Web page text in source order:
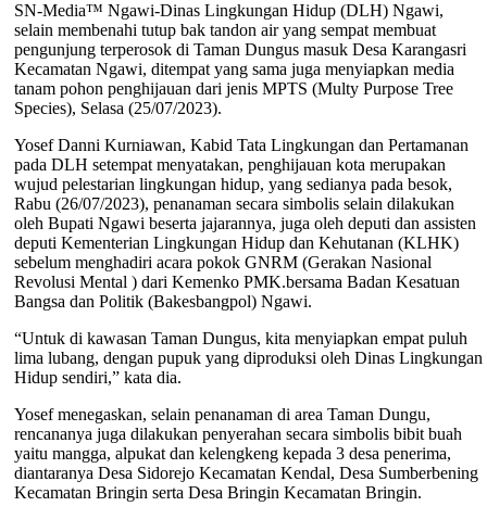
SN-Media™ Ngawi-Dinas Lingkungan Hidup (DLH) Ngawi,
selain membenahi tutup bak tandon air yang sempat membuat
pengunjung terperosok di Taman Dungus masuk Desa Karangasri
Kecamatan Ngawi, ditempat yang sama juga menyiapkan media
tanam pohon penghijauan dari jenis MPTS (Multy Purpose Tree
Species), Selasa (25/07/2023).
Yosef Danni Kurniawan, Kabid Tata Lingkungan dan Pertamanan
pada DLH setempat menyatakan, penghijauan kota merupakan
wujud pelestarian lingkungan hidup, yang sedianya pada besok,
Rabu (26/07/2023), penanaman secara simbolis selain dilakukan
oleh Bupati Ngawi beserta jajarannya, juga oleh deputi dan assisten
deputi Kementerian Lingkungan Hidup dan Kehutanan (KLHK)
sebelum menghadiri acara pokok GNRM (Gerakan Nasional
Revolusi Mental ) dari Kemenko PMK.bersama Badan Kesatuan
Bangsa dan Politik (Bakesbangpol) Ngawi.
“Untuk di kawasan Taman Dungus, kita menyiapkan empat puluh
lima lubang, dengan pupuk yang diproduksi oleh Dinas Lingkungan
Hidup sendiri,” kata dia.
Yosef menegaskan, selain penanaman di area Taman Dungu,
rencananya juga dilakukan penyerahan secara simbolis bibit buah
yaitu mangga, alpukat dan kelengkeng kepada 3 desa penerima,
diantaranya Desa Sidorejo Kecamatan Kendal, Desa Sumberbening
Kecamatan Bringin serta Desa Bringin Kecamatan Bringin.